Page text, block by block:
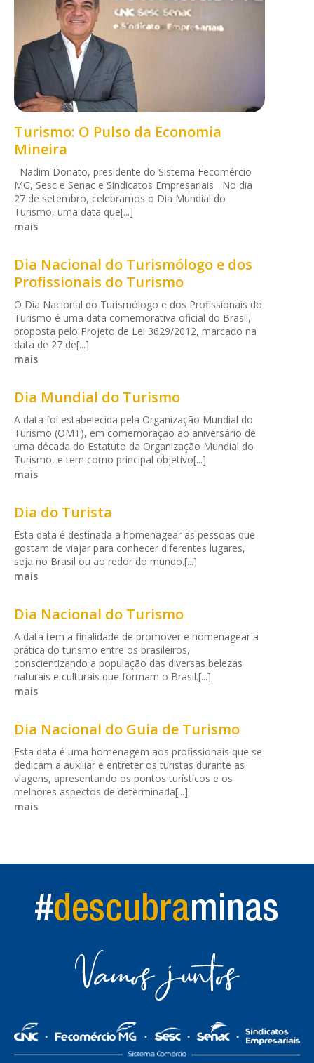
Turismo: O Pulso da Economia
Mineira
Nadim Donato, presidente do Sistema Fecomércio
MG, Sesc e Senac e Sindicatos Empresariais No dia
27 de setembro, celebramos o Dia Mundial do
Turismo, uma data que[...]
mais
Dia Nacional do Turismólogo e dos
Profissionais do Turismo
O Dia Nacional do Turismólogo e dos Profissionais do
Turismo é uma data comemorativa oficial do Brasil,
proposta pelo Projeto de Lei 3629/2012, marcado na
data de 27 de[...]
mais
Dia Mundial do Turismo
A data foi estabelecida pela Organização Mundial do
Turismo (OMT), em comemoração ao aniversário de
uma década do Estatuto da Organização Mundial do
Turismo, e tem como principal objetivo[...]
mais
Dia do Turista
Esta data é destinada a homenagear as pessoas que
gostam de viajar para conhecer diferentes lugares,
seja no Brasil ou ao redor do mundo.[...]
mais
Dia Nacional do Turismo
A data tem a finalidade de promover e homenagear a
prática do turismo entre os brasileiros,
conscientizando a população das diversas belezas
naturais e culturais que formam o Brasil.[...]
mais
Dia Nacional do Guia de Turismo
Esta data é uma homenagem aos profissionais que se
dedicam a auxiliar e entreter os turistas durante as
viagens, apresentando os pontos turísticos e os
melhores aspectos de determinada[...]
mais
#descubraminas